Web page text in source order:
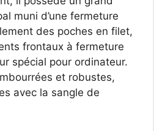
muni d’une fermeture
des poches en filet,
frontaux à fermeture
spécial pour ordinateur.
et robustes,
avec la sangle de